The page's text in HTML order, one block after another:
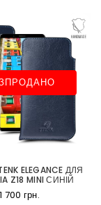
ELEGANCE ДЛЯ
Z18 MINI СИНІЙ
1 700 грн.